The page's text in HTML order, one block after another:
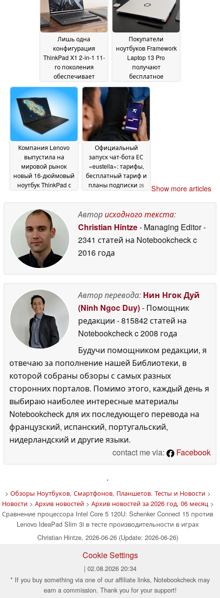
Лишь одна
конфигурация
ThinkPad X1 2-in-1 11-
го поколения
обеспечивает
значительное
повышение
производительности
графической
системы
28 June 2026
Покупатели
ноутбуков Framework
Laptop 13 Pro
получают
бесплатное
обновление SSD,
компания снижает
цены27 June 2026
Компания Lenovo
выпустила на
мировой рынок
новый 16-дюймовый
ноутбук ThinkPad с
процессором Intel
Panther Lake
27 June
2026
Официальный
запуск чат-бота ЕС
«eustella»: тарифы,
бесплатный тариф и
планы подписки 26
Show more articles
Авторисходного текста:
Christian Hintze- Managing Editor-
2341 статей на Notebookcheckc
2016 года
Автор перевода: Нин Нгок Дуй
(Ninh Ngoc Duy)- Помощник
редакции - 815842 статей на
Notebookcheckc 2008 года
Будучи помощником редакции, я
отвечаю за пополнение нашей Библиотеки, в
которой собраны обзоры с самых разных
сторонних порталов. Помимо этого, каждый день я
выбираю наиболее интересные материалы
Notebookcheck для их последующего перевода на
французский, испанский, португальский,
нидерландский и другие языки.
contact me via:
Facebook
'
> Обзоры Ноутбуков, Смартфонов, Планшетов. Тесты и Новости>
Новости> Архив новостей> Архив новостей за 2026 год, 06 месяц>
Сравнение процессора Intel Core 5 120U: Schenker Connect 15 против
Lenovo IdeaPad Slim 3i в тесте производительности в играх
Christian Hintze, 2026-06-26 (Update: 2026-06-26)
Cookie Settings
| 02.08.2026 20:34
* If you buy something via one of our affiliate links, Notebookcheck may
earn a commission. Thank you for your support!